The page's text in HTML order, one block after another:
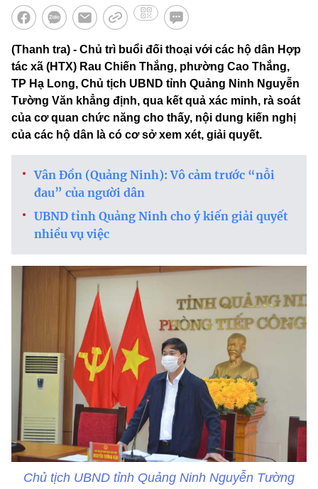
(Thanh tra) - Chủ trì buổi đối thoại với các hộ dân Hợp
tác xã (HTX) Rau Chiến Thắng, phường Cao Thắng,
TP Hạ Long, Chủ tịch UBND tỉnh Quảng Ninh Nguyễn
Tường Văn khẳng định, qua kết quả xác minh, rà soát
của cơ quan chức năng cho thấy, nội dung kiến nghị
của các hộ dân là có cơ sở xem xét, giải quyết.
Vân Đồn (Quảng Ninh): Vô cảm trước “nỗi
đau” của người dân
UBND tỉnh Quảng Ninh cho ý kiến giải quyết
nhiều vụ việc
Chủ tịch UBND tỉnh Quảng Ninh Nguyễn Tường